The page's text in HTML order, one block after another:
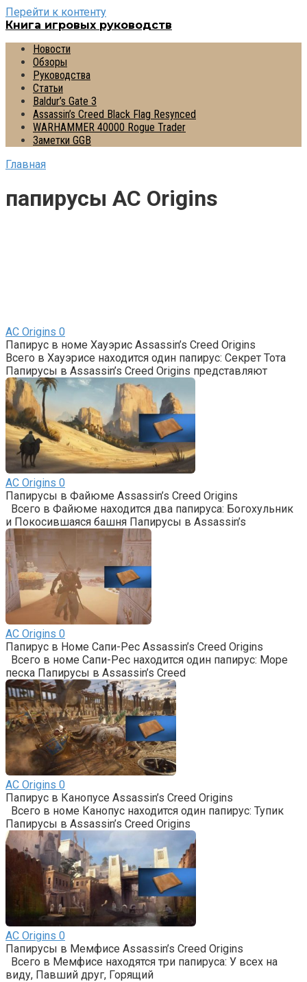
Перейти к контенту
Книга игровых руководств
Новости
Обзоры
Руководства
Статьи
Baldur’s Gate 3
Assassin’s Creed Black Flag Resynced
WARHAMMER 40000 Rogue Trader
Заметки GGB
Главная
папирусы AC Origins
AС Origins 0
Папирус в номе Хауэрис Assassin’s Creed Origins
Всего в Хауэрисе находится один папирус: Секрет Тота
Папирусы в Assassin’s Creed Origins представляют
AС Origins 0
Папирусы в Файюме Assassin’s Creed Origins
Всего в Файюме находится два папируса: Богохульник
и Покосившаяся башня Папирусы в Assassin’s
AС Origins 0
Папирус в Номе Сапи-Рес Assassin’s Creed Origins
Всего в номе Сапи-Рес находится один папирус: Море
песка Папирусы в Assassin’s Creed
AС Origins 0
Папирус в Канопусе Assassin’s Creed Origins
Всего в номе Канопус находится один папирус: Тупик
Папирусы в Assassin’s Creed Origins
AС Origins 0
Папирусы в Мемфисе Assassin’s Creed Origins
Всего в Мемфисе находятся три папируса: У всех на
виду, Павший друг, Горящий